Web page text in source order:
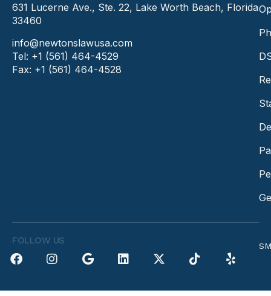
631 Lucerne Ave., Ste. 22, Lake Worth Beach, Florida
33460
info@newtonslawusa.com
Tel: +1 (561) 464-4529
Fax: +1 (561) 464-4528
FOLLOW US